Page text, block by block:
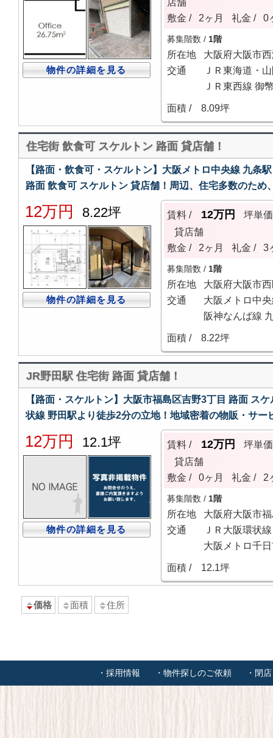
物件の詳細を見る
敷金 /
2ヶ月 礼金 / 0
募集階数 / 1階
所在地
大阪府大阪市
交通
ＪＲ東海道・
ＪＲ東西線 御
面積 /
8.09坪
住宅街 飲食可 スケルトン 路面 貸店舗！
【路面・飲食可・スケルトン】大阪メトロ中央線 九条
路面 飲食可 スケルトン 貸店舗！周辺、住宅多数のため
12万円 8.22坪
物件の詳細を見る
賃料 / 12万円
坪単価
貸店舗
敷金 /
2ヶ月 礼金 / 3
募集階数 / 1階
所在地
大阪府大阪市
交通
大阪メトロ中
阪神なんば線
面積 /
8.22坪
JR野田駅 住宅街 路面 貸店舗！
【路面・スケルトン】大阪市福島区吉野3丁目 路面 ス
状線 野田駅より徒歩2分の立地！地域密着の物販・サー
12万円 12.1坪
物件の詳細を見る
賃料 / 12万円
坪単価
貸店舗
敷金 /
0ヶ月 礼金 / 2
募集階数 / 1階
所在地
大阪府大阪市
交通
ＪＲ大阪環状
大阪メトロ千
面積 /
12.1坪
価格 面積 住所
・採用情報 ・物件探しのご依頼 ・閉